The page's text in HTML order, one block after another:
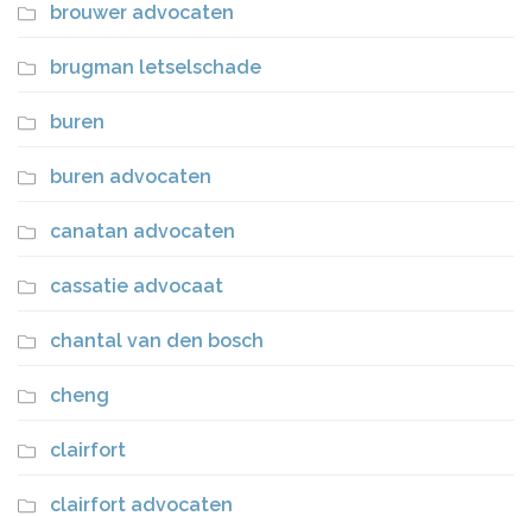
brouwer advocaten
brugman letselschade
buren
buren advocaten
canatan advocaten
cassatie advocaat
chantal van den bosch
cheng
clairfort
clairfort advocaten